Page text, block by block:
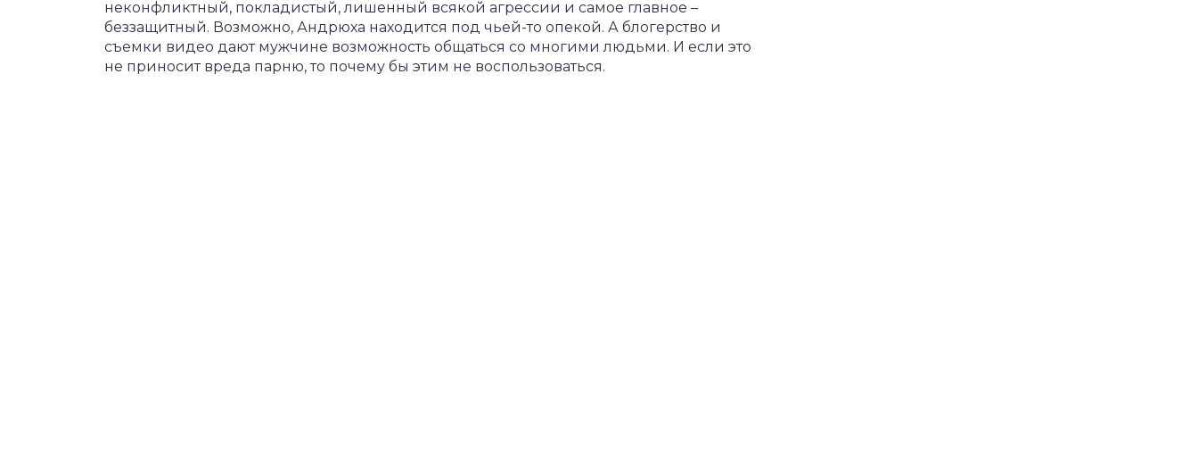
неконфликтный, покладистый, лишенный всякой агрессии и самое главное –
беззащитный. Возможно, Андрюха находится под чьей-то опекой. А блогерство и
съемки видео дают мужчине возможность общаться со многими людьми. И если это
не приносит вреда парню, то почему бы этим не воспользоваться.